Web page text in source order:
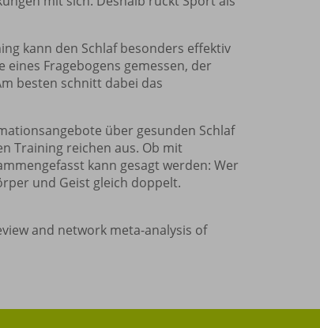
kann den Schlaf besonders effektiv
Fragebogens gemessen, der
besten schnitt dabei das
über gesunden Schlaf
Training reichen aus. Ob mit
kann gesagt werden: Wer
und Geist gleich doppelt.
and network meta-analysis of